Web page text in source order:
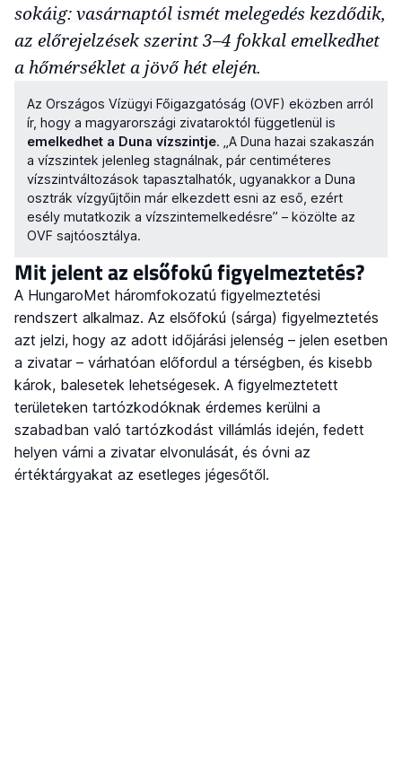
sokáig: vasárnaptól ismét melegedés kezdődik,
az előrejelzések szerint 3–4 fokkal emelkedhet
a hőmérséklet a jövő hét elején.
Az Országos Vízügyi Főigazgatóság (OVF) eközben arról
ír, hogy a magyarországi zivataroktól függetlenül is
emelkedhet a Duna vízszintje. „A Duna hazai szakaszán
a vízszintek jelenleg stagnálnak, pár centiméteres
vízszintváltozások tapasztalhatók, ugyanakkor a Duna
osztrák vízgyűjtőin már elkezdett esni az eső, ezért
esély mutatkozik a vízszintemelkedésre” – közölte az
OVF sajtóosztálya.
Mit jelent az elsőfokú figyelmeztetés?
A HungaroMet háromfokozatú figyelmeztetési
rendszert alkalmaz. Az elsőfokú (sárga) figyelmeztetés
azt jelzi, hogy az adott időjárási jelenség – jelen esetben
a zivatar – várhatóan előfordul a térségben, és kisebb
károk, balesetek lehetségesek. A figyelmeztetett
területeken tartózkodóknak érdemes kerülni a
szabadban való tartózkodást villámlás idején, fedett
helyen várni a zivatar elvonulását, és óvni az
értéktárgyakat az esetleges jégesőtől.